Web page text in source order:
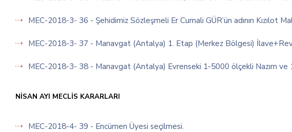
MEC-2018-3- 36 - Şehidimiz Sözleşmeli Er Cumali GÜR’ün adının Kızılot
MEC-2018-3- 37 - Manavgat (Antalya) 1. Etap (Merkez Bölgesi)
MEC-2018-3- 38 - Manavgat (Antalya) Evrenseki 1-5000 ölçekli Nazım ve
NİSAN AYI MECLİS KARARLARI
MEC-2018-4- 39 - Encümen Üyesi seçilmesi.